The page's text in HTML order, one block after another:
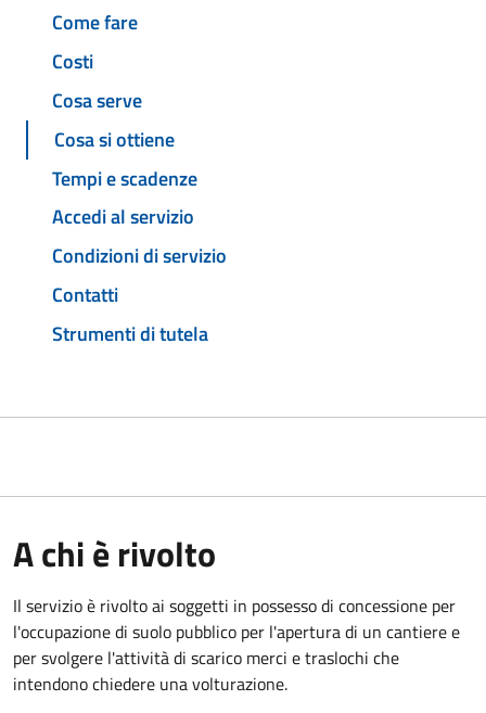
Come fare
Costi
Cosa serve
Cosa si ottiene
Tempi e scadenze
Accedi al servizio
Condizioni di servizio
Contatti
Strumenti di tutela
A chi è rivolto
Il servizio è rivolto ai soggetti in possesso di concessione per
l'occupazione di suolo pubblico per l'apertura di un cantiere e
per svolgere l'attività di scarico merci e traslochi che
intendono chiedere una volturazione.